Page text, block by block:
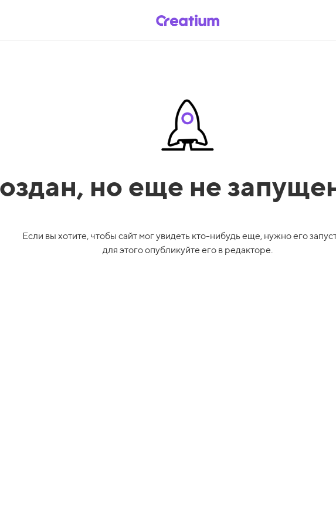
но еще не
Если вы хотите, чтобы сайт мог увидеть кто-нибудь еще, нужно его
для этого опубликуйте его в редакторе.